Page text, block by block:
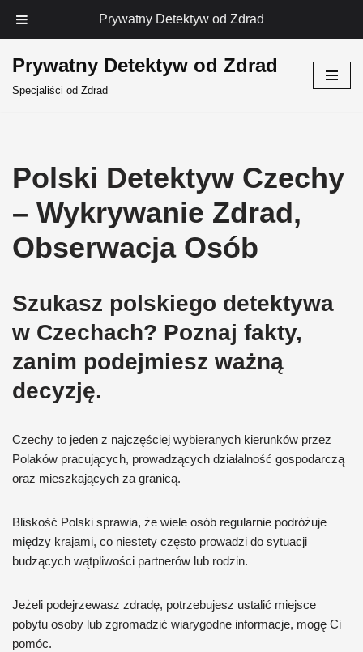
Prywatny Detektyw od Zdrad
Prywatny Detektyw od Zdrad
Specjaliści od Zdrad
Polski Detektyw Czechy
– Wykrywanie Zdrad,
Obserwacja Osób
Szukasz polskiego detektywa
w Czechach? Poznaj fakty,
zanim podejmiesz ważną
decyzję.
Czechy to jeden z najczęściej wybieranych kierunków przez
Polaków pracujących, prowadzących działalność gospodarczą
oraz mieszkających za granicą.
Bliskość Polski sprawia, że wiele osób regularnie podróżuje
między krajami, co niestety często prowadzi do sytuacji
budzących wątpliwości partnerów lub rodzin.
Jeżeli podejrzewasz zdradę, potrzebujesz ustalić miejsce
pobytu osoby lub zgromadzić wiarygodne informacje, mogę Ci
pomóc.